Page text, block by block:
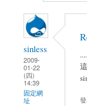
sinless
2009-
01-22
(四)
14:39
固定網
址